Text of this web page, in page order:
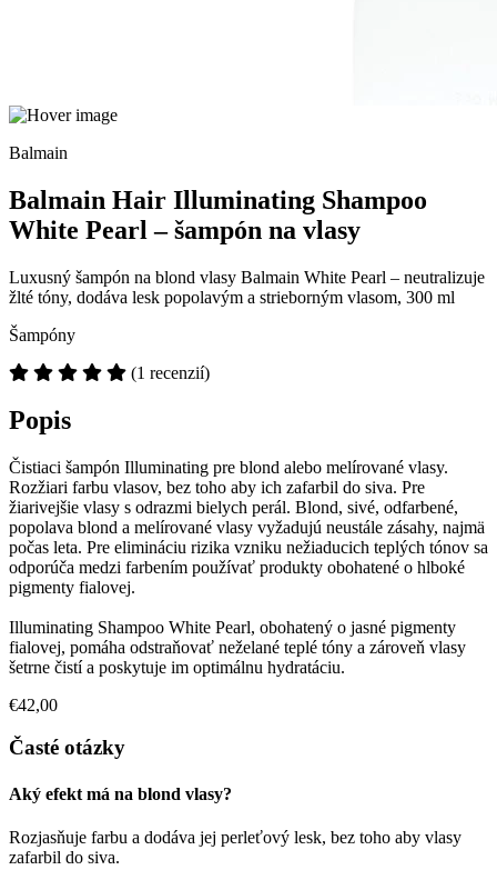
Balmain
Balmain Hair Illuminating Shampoo
White Pearl – šampón na vlasy
Luxusný šampón na blond vlasy Balmain White Pearl – neutralizuje
žlté tóny, dodáva lesk popolavým a strieborným vlasom, 300 ml
Šampóny
(1 recenzií)
Popis
Čistiaci šampón Illuminating pre blond alebo melírované vlasy.
Rozžiari farbu vlasov, bez toho aby ich zafarbil do siva. Pre
žiarivejšie vlasy s odrazmi bielych perál. Blond, sivé, odfarbené,
popolava blond a melírované vlasy vyžadujú neustále zásahy, najmä
počas leta. Pre elimináciu rizika vzniku nežiaducich teplých tónov sa
odporúča medzi farbením používať produkty obohatené o hlboké
pigmenty fialovej.
Illuminating Shampoo White Pearl, obohatený o jasné pigmenty
fialovej, pomáha odstraňovať neželané teplé tóny a zároveň vlasy
šetrne čistí a poskytuje im optimálnu hydratáciu.
€42,00
Časté otázky
Aký efekt má na blond vlasy?
Rozjasňuje farbu a dodáva jej perleťový lesk, bez toho aby vlasy
zafarbil do siva.